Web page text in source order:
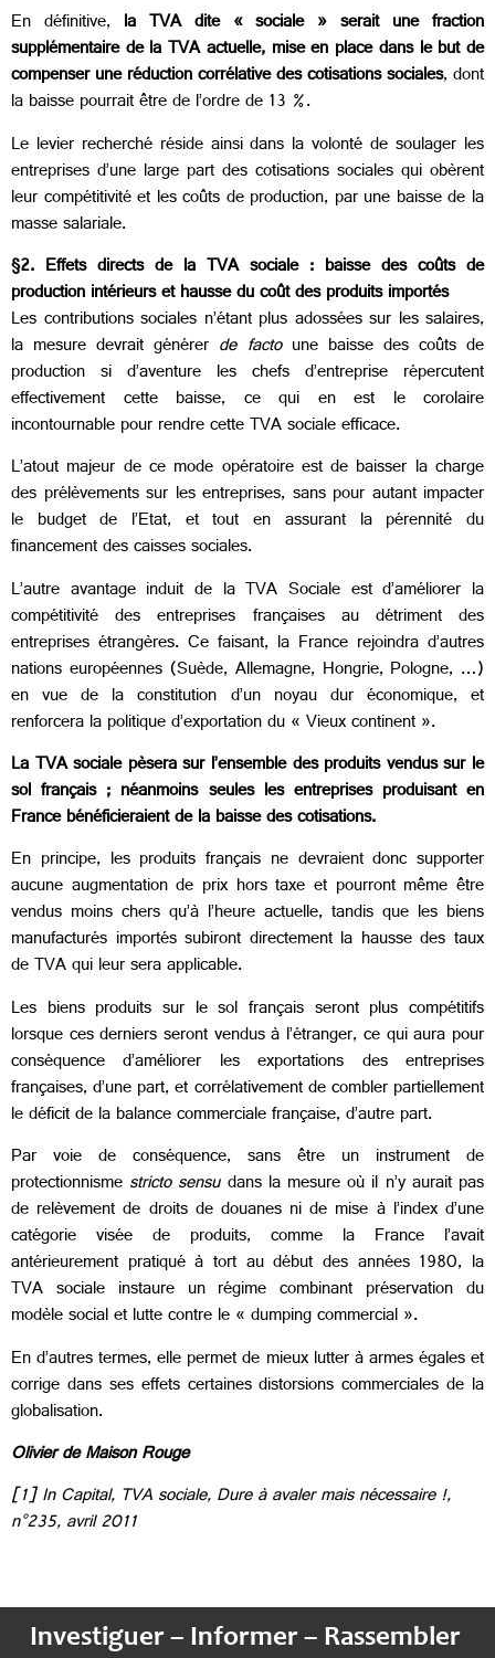
En définitive, la TVA dite « sociale » serait une fraction
supplémentaire de la TVA actuelle, mise en place dans le but de
compenser une réduction corrélative des cotisations sociales, dont
la baisse pourrait être de l’ordre de 13 %.
Le levier recherché réside ainsi dans la volonté de soulager les
entreprises d’une large part des cotisations sociales qui obèrent
leur compétitivité et les coûts de production, par une baisse de la
masse salariale.
§2. Effets directs de la TVA sociale : baisse des coûts de
production intérieurs et hausse du coût des produits importés
Les contributions sociales n’étant plus adossées sur les salaires,
la mesure devrait générer de factoune baisse des coûts de
production si d’aventure les chefs d’entreprise répercutent
effectivement cette baisse, ce qui en est le corolaire
incontournable pour rendre cette TVA sociale efficace.
L’atout majeur de ce mode opératoire est de baisser la charge
des prélèvements sur les entreprises, sans pour autant impacter
le budget de l’Etat, et tout en assurant la pérennité du
financement des caisses sociales.
L’autre avantage induit de la TVA Sociale est d’améliorer la
compétitivité des entreprises françaises au détriment des
entreprises étrangères. Ce faisant, la France rejoindra d’autres
nations européennes (Suède, Allemagne, Hongrie, Pologne, …)
en vue de la constitution d’un noyau dur économique, et
renforcera la politique d’exportation du « Vieux continent ».
La TVA sociale pèsera sur l’ensemble des produits vendus sur le
sol français ; néanmoins seules les entreprises produisant en
France bénéficieraient de la baisse des cotisations.
En principe, les produits français ne devraient donc supporter
aucune augmentation de prix hors taxe et pourront même être
vendus moins chers qu’à l’heure actuelle, tandis que les biens
manufacturés importés subiront directement la hausse des taux
de TVA qui leur sera applicable.
Les biens produits sur le sol français seront plus compétitifs
lorsque ces derniers seront vendus à l’étranger, ce qui aura pour
conséquence d’améliorer les exportations des entreprises
françaises, d’une part, et corrélativement de combler partiellement
le déficit de la balance commerciale française, d’autre part.
Par voie de conséquence, sans être un instrument de
protectionnisme stricto sensudans la mesure où il n’y aurait pas
de relèvement de droits de douanes ni de mise à l’index d’une
catégorie visée de produits, comme la France l’avait
antérieurement pratiqué à tort au début des années 1980, la
TVA sociale instaure un régime combinant préservation du
modèle social et lutte contre le « dumping commercial ».
En d’autres termes, elle permet de mieux lutter à armes égales et
corrige dans ses effets certaines distorsions commerciales de la
globalisation.
Olivier de Maison Rouge
[1]In Capital, TVA sociale, Dure à avaler mais nécessaire !,
n°235, avril 2011
Investiguer – Informer – Rassembler